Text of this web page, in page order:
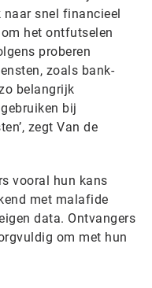
snel financieel
het ontfutselen
proberen
zoals bank-
belangrijk
bij
zegt Van de
vooral hun kans
met malafide
data. Ontvangers
om met hun